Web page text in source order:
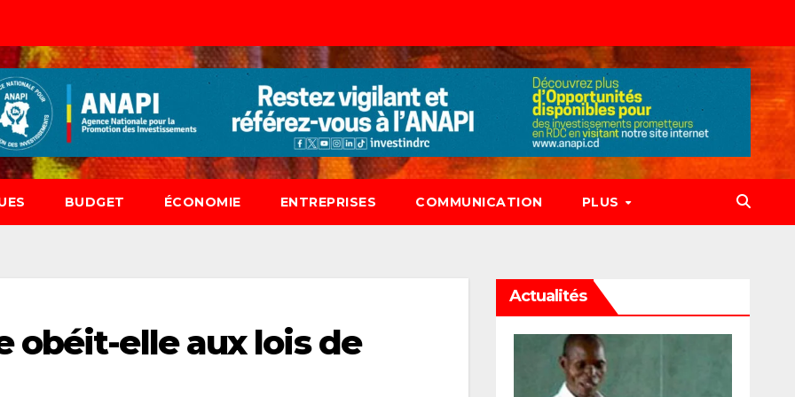
BUDGET ÉCONOMIE ENTREPRISES COMMUNICATION PLUS
obéit-elle aux lois de
Actualités